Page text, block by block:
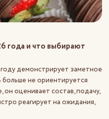
года и что выбирают
демонстрирует заметное
не ориентируется
он оценивает состав, подачу,
реагирует на ожидания,